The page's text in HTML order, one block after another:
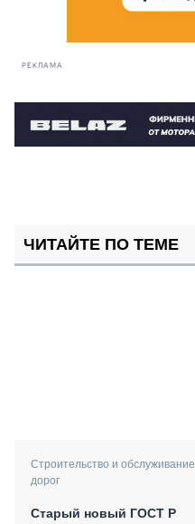
РЕКЛАМА
ЧИТАЙТЕ ПО ТЕМЕ
Строительство и обслуживание
дорог
Старый новый ГОСТ Р